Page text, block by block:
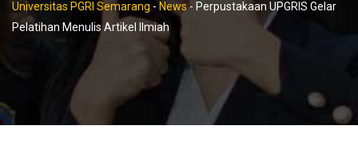
Universitas PGRI Semarang - News- Perpustakaan UPGRIS Gelar
Pelatihan Menulis Artikel Ilmiah